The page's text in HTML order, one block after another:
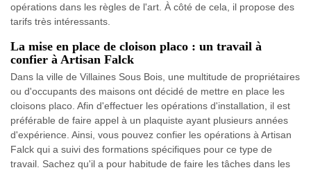
opérations dans les règles de l'art. À côté de cela, il propose des
tarifs très intéressants.
La mise en place de cloison placo : un travail à
confier à Artisan Falck
Dans la ville de Villaines Sous Bois, une multitude de propriétaires
ou d'occupants des maisons ont décidé de mettre en place les
cloisons placo. Afin d'effectuer les opérations d'installation, il est
préférable de faire appel à un plaquiste ayant plusieurs années
d'expérience. Ainsi, vous pouvez confier les opérations à Artisan
Falck qui a suivi des formations spécifiques pour ce type de
travail. Sachez qu'il a pour habitude de faire les tâches dans les